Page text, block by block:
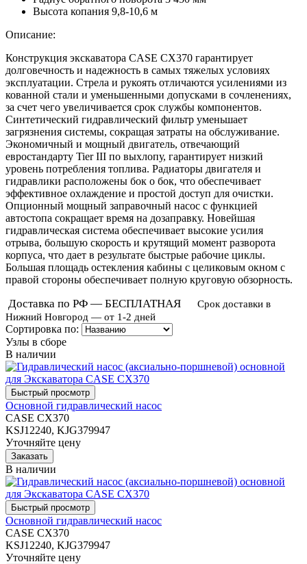
Высота копания 9,8-10,6 м
Описание:
Конструкция экскаватора CASE CX370 гарантирует
долговечность и надежность в самых тяжелых условиях
эксплуатации. Стрела и рукоять отличаются усилениями из
кованной стали и уменьшенными допусками в сочленениях,
за счет чего увеличивается срок службы компонентов.
Синтетический гидравлический фильтр уменьшает
загрязнения системы, сокращая затраты на обслуживание.
Экономичный и мощный двигатель, отвечающий
евростандарту Tier III по выхлопу, гарантирует низкий
уровень потребления топлива. Радиаторы двигателя и
гидравлики расположены бок о бок, что обеспечивает
эффективное охлаждение и простой доступ для очистки.
Опционный мощный заправочный насос с функцией
автостопа сокращает время на дозаправку. Новейшая
гидравлическая система обеспечивает высокие усилия
отрыва, большую скорость и крутящий момент разворота
корпуса, что дает в результате быстрые рабочие циклы.
Большая площадь остекления кабины с целиковым окном с
правой стороны обеспечивает полную круговую обзорность.
Доставка по РФ — БЕСПЛАТНАЯ
Срок доставки в
Нижний Новгород — от 1-2 дней
Сортировка по:
Узлы в сборе
В наличии
Основной гидравлический насос
CASE CX370
KSJ12240, KJG379947
Уточняйте цену
В наличии
Основной гидравлический насос
CASE CX370
KSJ12240, KJG379947
Уточняйте цену